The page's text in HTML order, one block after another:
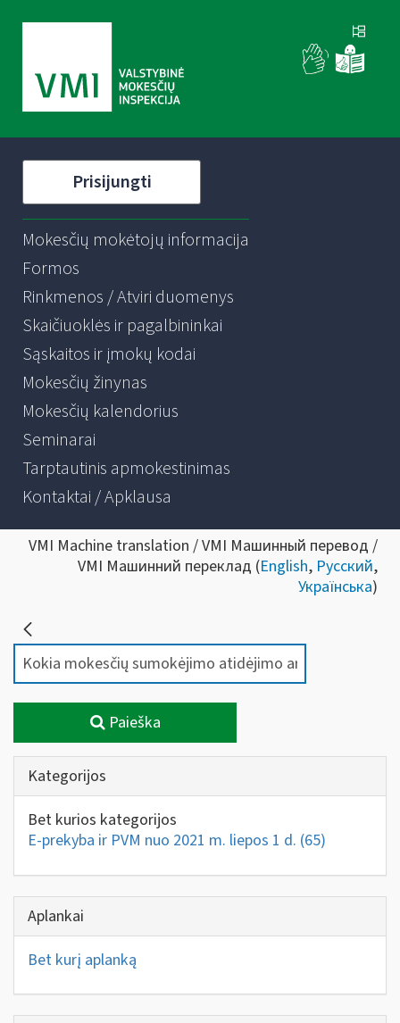
Prisijungti
Mokesčių mokėtojų informacija
Formos
Rinkmenos / Atviri duomenys
Skaičiuoklės ir pagalbininkai
Sąskaitos ir įmokų kodai
Mokesčių žinynas
Mokesčių kalendorius
Seminarai
Tarptautinis apmokestinimas
Kontaktai / Apklausa
VMI Machine translation / VMI Машинный перевод /
VMI Машинний переклад (English, Русский,
Українська)
Paieška
Kategorijos
Bet kurios kategorijos
E-prekyba ir PVM nuo 2021 m. liepos 1 d. (65)
Aplankai
Bet kurį aplanką